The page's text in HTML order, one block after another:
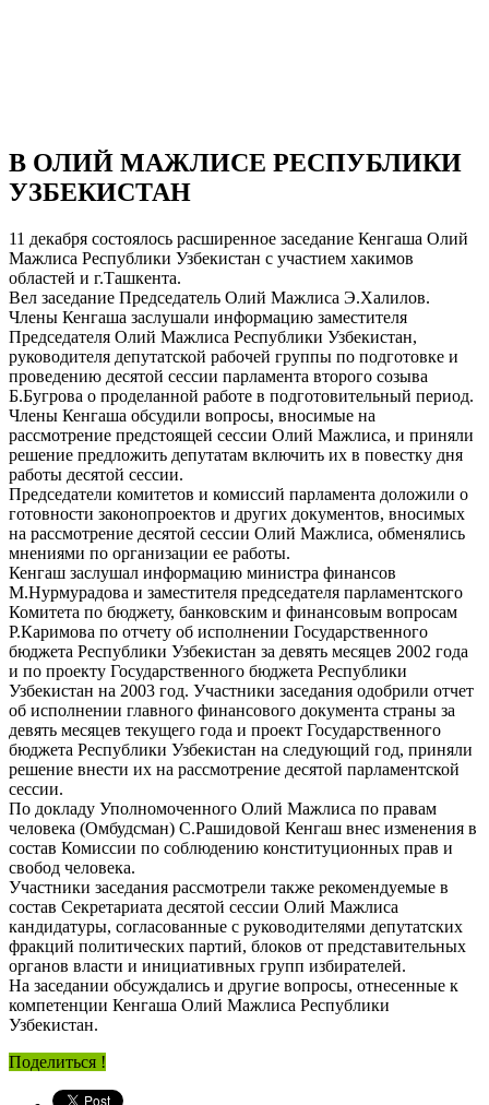
В ОЛИЙ МАЖЛИСЕ РЕСПУБЛИКИ
УЗБЕКИСТАН
11 декабря состоялось расширенное заседание Кенгаша Олий
Мажлиса Республики Узбекистан с участием хакимов
областей и г.Ташкента.
Вел заседание Председатель Олий Мажлиса Э.Халилов.
Члены Кенгаша заслушали информацию заместителя
Председателя Олий Мажлиса Республики Узбекистан,
руководителя депутатской рабочей группы по подготовке и
проведению десятой сессии парламента второго созыва
Б.Бугрова о проделанной работе в подготовительный период.
Члены Кенгаша обсудили вопросы, вносимые на
рассмотрение предстоящей сессии Олий Мажлиса, и приняли
решение предложить депутатам включить их в повестку дня
работы десятой сессии.
Председатели комитетов и комиссий парламента доложили о
готовности законопроектов и других документов, вносимых
на рассмотрение десятой сессии Олий Мажлиса, обменялись
мнениями по организации ее работы.
Кенгаш заслушал информацию министра финансов
М.Нурмурадова и заместителя председателя парламентского
Комитета по бюджету, банковским и финансовым вопросам
Р.Каримова по отчету об исполнении Государственного
бюджета Республики Узбекистан за девять месяцев 2002 года
и по проекту Государственного бюджета Республики
Узбекистан на 2003 год. Участники заседания одобрили отчет
об исполнении главного финансового документа страны за
девять месяцев текущего года и проект Государственного
бюджета Республики Узбекистан на следующий год, приняли
решение внести их на рассмотрение десятой парламентской
сессии.
По докладу Уполномоченного Олий Мажлиса по правам
человека (Омбудсман) С.Рашидовой Кенгаш внес изменения в
состав Комиссии по соблюдению конституционных прав и
свобод человека.
Участники заседания рассмотрели также рекомендуемые в
состав Секретариата десятой сессии Олий Мажлиса
кандидатуры, согласованные с руководителями депутатских
фракций политических партий, блоков от представительных
органов власти и инициативных групп избирателей.
На заседании обсуждались и другие вопросы, отнесенные к
компетенции Кенгаша Олий Мажлиса Республики
Узбекистан.
Поделиться !